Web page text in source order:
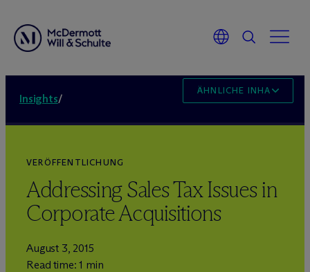
Insights/
ÄHNLICHE INHALTE
VERÖFFENTLICHUNG
Addressing Sales Tax Issues in
Corporate Acquisitions
August 3, 2015
Read time: 1 min